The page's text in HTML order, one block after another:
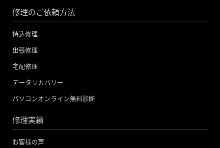
e
-
f
t t
修理のご依頼方法
持込修理
出張修理
宅配修理
データリカバリー
パソコンオンライン無料診断
修理実績
お客様の声